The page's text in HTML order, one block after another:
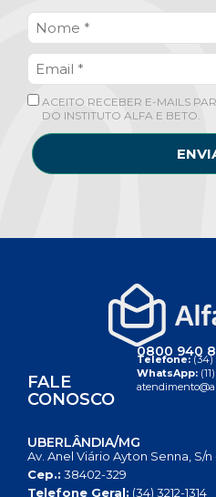
ACEITO RECEBER E-MAILS
DO INSTITUTO ALFA E BETO.
FALE
CONOSCO
0800 940
Telefone:(34)
WhatsApp:
UBERLÂNDIA/MG
Av. Anel Viário Ayton Senna, S/
Cep.: 38402-329
Telefone Geral: (34) 3212-1314